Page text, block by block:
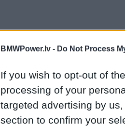
BMWPower.lv - Do Not Process
If you wish to opt-out of
processing of your
targeted advertising by
section to confirm your